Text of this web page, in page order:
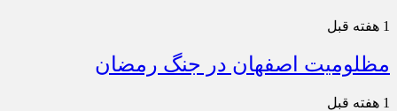
1 هفته قبل
مظلومیت اصفهان در جنگ رمضان
1 هفته قبل